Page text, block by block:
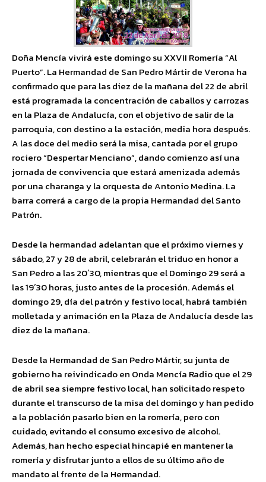
Doña Mencía vivirá este domingo su XXVII Romería “Al
Puerto”. La Hermandad de San Pedro Mártir de Verona ha
confirmado que para las diez de la mañana del 22 de abril
está programada la concentración de caballos y carrozas
en la Plaza de Andalucía, con el objetivo de salir de la
parroquia, con destino a la estación, media hora después.
A las doce del medio será la misa, cantada por el grupo
rociero “Despertar Menciano”, dando comienzo así una
jornada de convivencia que estará amenizada además
por una charanga y la orquesta de Antonio Medina. La
barra correrá a cargo de la propia Hermandad del Santo
Patrón.
Desde la hermandad adelantan que el próximo viernes y
sábado, 27 y 28 de abril, celebrarán el triduo en honor a
San Pedro a las 20´30, mientras que el Domingo 29 será a
las 19´30 horas, justo antes de la procesión. Además el
domingo 29, día del patrón y festivo local, habrá también
molletada y animación en la Plaza de Andalucía desde las
diez de la mañana.
Desde la Hermandad de San Pedro Mártir, su junta de
gobierno ha reivindicado en Onda Mencía Radio que el 29
de abril sea siempre festivo local, han solicitado respeto
durante el transcurso de la misa del domingo y han pedido
a la población pasarlo bien en la romería, pero con
cuidado, evitando el consumo excesivo de alcohol.
Además, han hecho especial hincapié en mantener la
romería y disfrutar junto a ellos de su último año de
mandato al frente de la Hermandad.